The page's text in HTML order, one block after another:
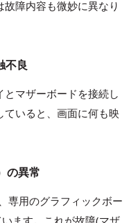
障内容も微妙に異なり
不良
とマザーボードを接続し
いると、画面に何も映
の異常
専用のグラフィックボー
ます。これが故障(マザ